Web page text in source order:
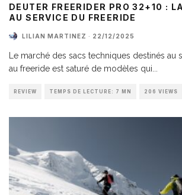
DEUTER FREERIDER PRO 32+10 :
AU SERVICE DU FREERIDE
LILIAN MARTINEZ · 22/12/2025
Le marché des sacs techniques destinés au
au freeride est saturé de modèles qui
REVIEW TEMPS DE LECTURE: 7 MN 206 VIEWS